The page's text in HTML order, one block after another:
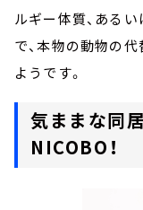
ルギー体質、ある
で、本物の動物の
ようです。
気ままな同
NICOBO！